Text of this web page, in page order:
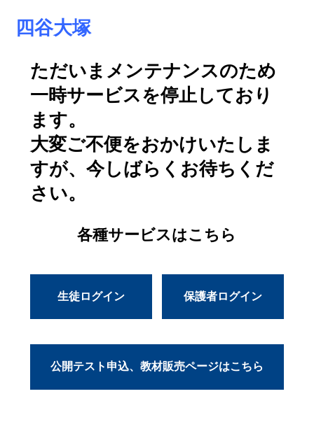
四谷大塚
ただいまメンテナンスのため
一時サービスを停止しており
ます。
大変ご不便をおかけいたしま
すが、今しばらくお待ちくだ
さい。
各種サービスはこちら
生徒ログイン 保護者ログイン
公開テスト申込、教材販売ページはこちら